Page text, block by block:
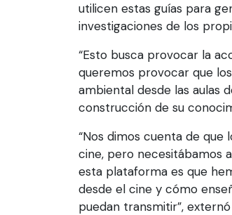
utilicen estas guías para
investigaciones de los
“Esto busca provocar la
queremos provocar que
ambiental desde las aulas
construcción de su
“Nos dimos cuenta de que
cine, pero necesitábamos
esta plataforma es que
desde el cine y cómo
puedan transmitir”,